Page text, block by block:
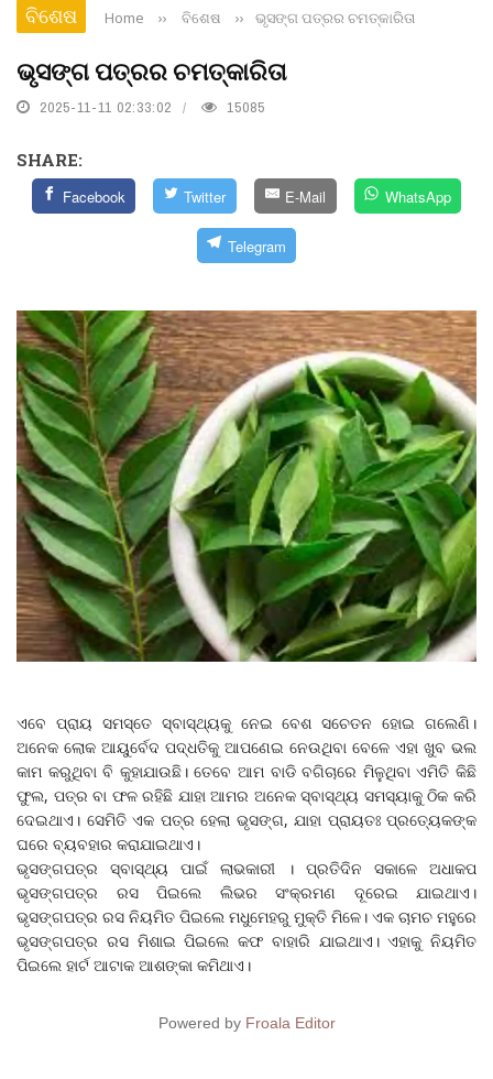
ବିଶେଷ Home ›› ବିଶେଷ ›› ଭୃସଙ୍ଗ ପତ୍ରର ଚମତ୍କାରିତା
ଭୃସଙ୍ଗ ପତ୍ରର ଚମତ୍କାରିତା
2025-11-11 02:33:02 15085
SHARE:
Facebook Twitter E-Mail WhatsApp
Telegram
ଏବେ ପ୍ରାୟ ସମସ୍ତେ ସ୍ବାସ୍ଥ୍ୟକୁ ନେଇ ବେଶ ସଚେତନ ହୋଇ ଗଲେଣି।
ଅନେକ ଲୋକ ଆୟୁର୍ବେଦ ପଦ୍ଧତିକୁ ଆପଣେଇ ନେଉଥିବା ବେଳେ ଏହା ଖୁବ ଭଲ
କାମ କରୁଥିବା ବି କୁହାଯାଉଛି। ତେବେ ଆମ ବାଡି ବଗିଚାରେ ମିଳୁଥିବା ଏମିତି କିଛି
ଫୁଲ, ପତ୍ର ବା ଫଳ ରହିଛି ଯାହା ଆମର ଅନେକ ସ୍ବାସ୍ଥ୍ୟ ସମସ୍ୟାକୁ ଠିକ କରି
ଦେଇଥାଏ। ସେମିତି ଏକ ପତ୍ର ହେଲା ଭୃସଙ୍ଗ, ଯାହା ପ୍ରାୟତଃ ପ୍ରତ୍ୟେକଙ୍କ
ଘରେ ବ୍ୟବହାର କରାଯାଇଥାଏ।
ଭୃସଙ୍ଗପତ୍ର ସ୍ବାସ୍ଥ୍ୟ ପାଇଁ ଲାଭକାରୀ । ପ୍ରତିଦିନ ସକାଳେ ଅଧାକପ
ଭୃସଙ୍ଗପତ୍ର ରସ ପିଇଲେ ଲିଭର ସଂକ୍ରମଣ ଦୂରେଇ ଯାଇଥାଏ।
ଭୃସଙ୍ଗପତ୍ର ରସ ନିୟମିତ ପିଇଲେ ମଧୁମେହରୁ ମୁକ୍ତି ମିଳେ। ଏକ ଚାମଚ ମହୁରେ
ଭୃସଙ୍ଗପତ୍ର ରସ ମିଶାଇ ପିଇଲେ କଫ ବାହାରି ଯାଇଥାଏ। ଏହାକୁ ନିୟମିତ
ପିଇଲେ ହାର୍ଟ ଆଟାକ ଆଶଙ୍କା କମିଥାଏ।
Powered by Froala Editor